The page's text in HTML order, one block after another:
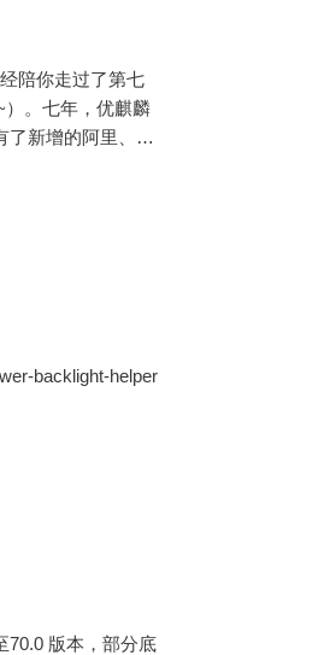
陪你走过了第七
。七年，优麒麟
了新增的阿里、华
backlight-helper
70.0 版本，部分底